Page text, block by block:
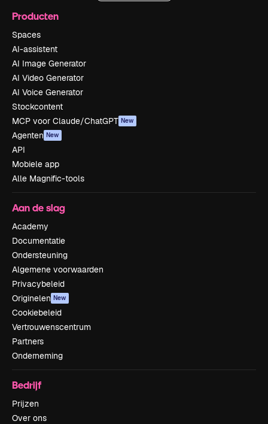
Producten
Spaces
AI-assistent
AI Image Generator
AI Video Generator
AI Voice Generator
Stockcontent
MCP voor Claude/ChatGPT New
Agenten New
API
Mobiele app
Alle Magnific-tools
Aan de slag
Academy
Documentatie
Ondersteuning
Algemene voorwaarden
Privacybeleid
Originelen New
Cookiebeleid
Vertrouwenscentrum
Partners
Onderneming
Bedrijf
Prijzen
Over ons